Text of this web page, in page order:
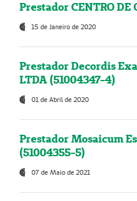
Prestador CENTRO DE
15 de Janeiro de 2020
Prestador Decordis
LTDA (51004347-4)
01 de Abril de 2020
Prestador Mosaicum
(51004355-5)
07 de Maio de 2021